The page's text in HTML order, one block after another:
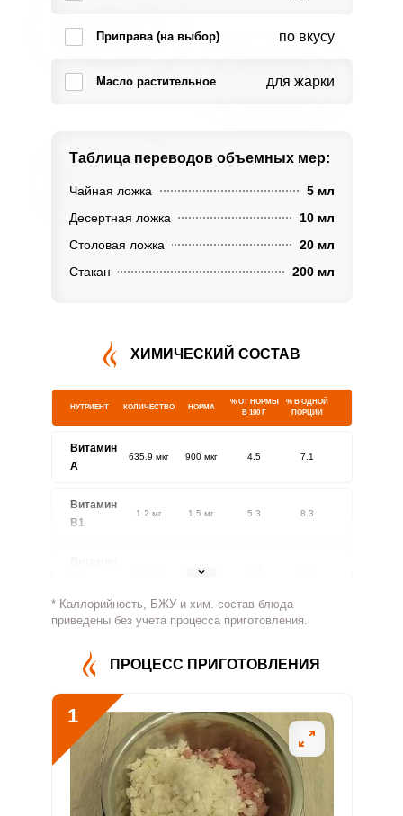
Приправа (на выбор) по вкусу
Масло растительное для жарки
Таблица переводов объемных мер:
Чайная ложка
5 мл
Десертная ложка
10 мл
Столовая ложка
20 мл
Стакан
200 мл
ХИМИЧЕСКИЙ СОСТАВ
НУТРИЕНТ КОЛИЧЕСТВО НОРМА
% ОТ НОРМЫ
В 100 Г
% В ОДНОЙ
ПОРЦИИ
Витамин
A
635.9 мкг 900 мкг 4.5 7.1
Витамин
В1
1.2 мг 1.5 мг 5.3 8.3
1.8 мг
Витамин
1237.8 мг 500 мг 15.8 24.8
Витамин
В5
Витамин
В6
5.9 мг 18.8 29.5
Витамин
В9
64.6 мкг 400 мкг 1
* Каллорийность, БЖУ и хим. состав блюда
приведены без учета процесса приготовления.
ПРОЦЕСС ПРИГОТОВЛЕНИЯ
1